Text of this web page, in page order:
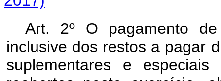
Art. 2º O pagamento
inclusive dos restos a pagar
suplementares e